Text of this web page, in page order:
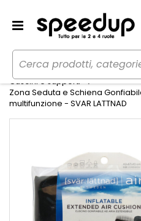
Home Auto
Accessori
Cuscini e supporti
Zona Seduta e Schiena
multifunzione - SVAR LATTNAD